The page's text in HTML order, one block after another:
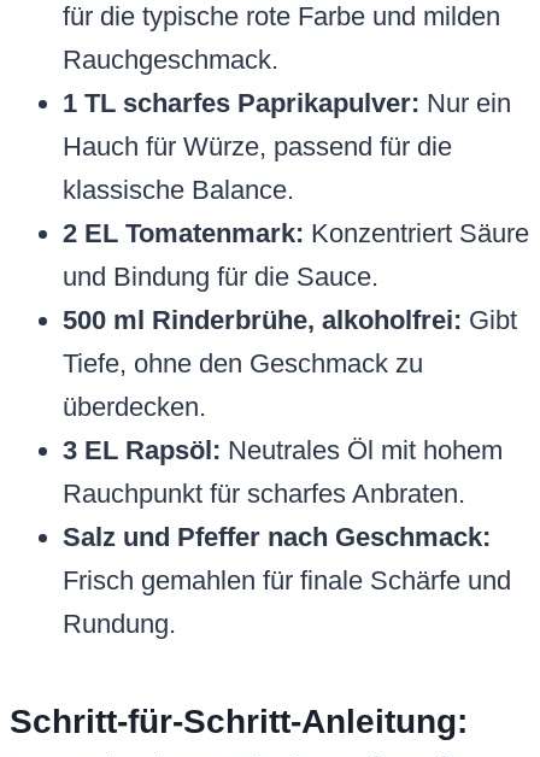
für die typische rote Farbe und milden
Rauchgeschmack.
1 TL scharfes Paprikapulver: Nur ein
Hauch für Würze, passend für die
klassische Balance.
2 EL Tomatenmark: Konzentriert Säure
und Bindung für die Sauce.
500 ml Rinderbrühe, alkoholfrei: Gibt
Tiefe, ohne den Geschmack zu
überdecken.
3 EL Rapsöl: Neutrales Öl mit hohem
Rauchpunkt für scharfes Anbraten.
Salz und Pfeffer nach Geschmack:
Frisch gemahlen für finale Schärfe und
Rundung.
Schritt-für-Schritt-Anleitung: